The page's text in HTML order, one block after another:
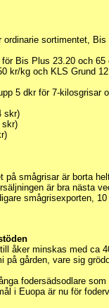
ordinarie sortimentet,
Bis Plus 23.20 och
kr/kg och KLS Grund
5 dkr för 7-kilosgrisar
skr)
skr)
på smågrisar är borta
är bra nästa
smågrisexporten,
åker minskas med ca
gården, vare sig
fodersädsodlare
i Euopa är nu för